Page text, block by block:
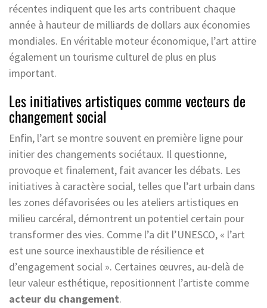
récentes indiquent que les arts contribuent chaque
année à hauteur de milliards de dollars aux économies
mondiales. En véritable moteur économique, l’art attire
également un tourisme culturel de plus en plus
important.
Les initiatives artistiques comme vecteurs de
changement social
Enfin, l’art se montre souvent en première ligne pour
initier des changements sociétaux. Il questionne,
provoque et finalement, fait avancer les débats. Les
initiatives à caractère social, telles que l’art urbain dans
les zones défavorisées ou les ateliers artistiques en
milieu carcéral, démontrent un potentiel certain pour
transformer des vies. Comme l’a dit l’UNESCO, « l’art
est une source inexhaustible de résilience et
d’engagement social ». Certaines œuvres, au-delà de
leur valeur esthétique, repositionnent l’artiste comme
acteur du changement.